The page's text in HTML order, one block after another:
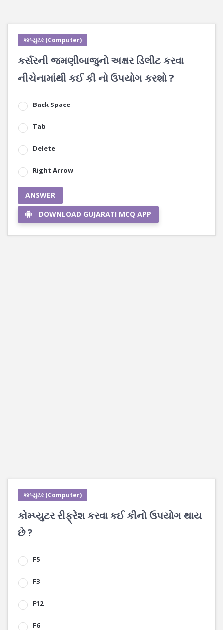
કમ્પ્યુટર (Computer)
કર્સરની જમણીબાજુનો અક્ષર ડિલીટ કરવા
નીચેનામાંથી કઈ કી નો ઉપયોગ કરશો ?
Back Space
Tab
Delete
Right Arrow
ANSWER
DOWNLOAD GUJARATI MCQ APP
કમ્પ્યુટર (Computer)
કોમ્પ્યુટર રીફ્રેશ કરવા કઈ કીનો ઉપયોગ થાય
છે ?
F5
F3
F12
F6